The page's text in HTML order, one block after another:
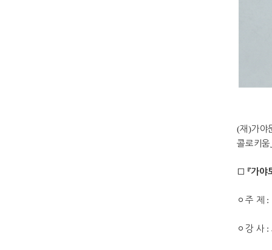
(재 )가야
콜로키움
□ 『가야
ㅇ 주 제 :
ㅇ 강 사 :